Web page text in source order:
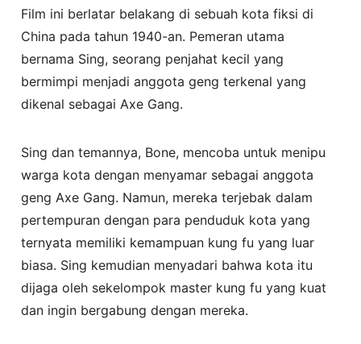
Film ini berlatar belakang di sebuah kota fiksi di
China pada tahun 1940-an. Pemeran utama
bernama Sing, seorang penjahat kecil yang
bermimpi menjadi anggota geng terkenal yang
dikenal sebagai Axe Gang.
Sing dan temannya, Bone, mencoba untuk menipu
warga kota dengan menyamar sebagai anggota
geng Axe Gang. Namun, mereka terjebak dalam
pertempuran dengan para penduduk kota yang
ternyata memiliki kemampuan kung fu yang luar
biasa. Sing kemudian menyadari bahwa kota itu
dijaga oleh sekelompok master kung fu yang kuat
dan ingin bergabung dengan mereka.